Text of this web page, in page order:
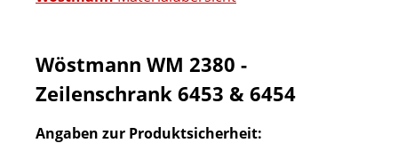
Wöstmann WM 2380 -
Zeilenschrank 6453 & 6454
Angaben zur Produktsicherheit: